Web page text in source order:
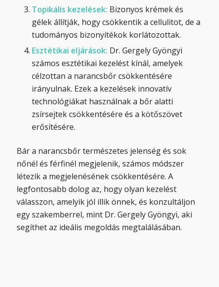
Topikális kezelések: Bizonyos krémek és
gélek állítják, hogy csökkentik a cellulitot, de a
tudományos bizonyítékok korlátozottak.
Esztétikai eljárások: Dr. Gergely Gyöngyi
számos esztétikai kezelést kínál, amelyek
célzottan a narancsbőr csökkentésére
irányulnak. Ezek a kezelések innovatív
technológiákat használnak a bőr alatti
zsírsejtek csökkentésére és a kötőszövet
erősítésére.
Bár a narancsbőr természetes jelenség és sok
nőnél és férfinél megjelenik, számos módszer
létezik a megjelenésének csökkentésére. A
legfontosabb dolog az, hogy olyan kezelést
válasszon, amelyik jól illik önnek, és konzultáljon
egy szakemberrel, mint Dr. Gergely Gyöngyi, aki
segíthet az ideális megoldás megtalálásában.